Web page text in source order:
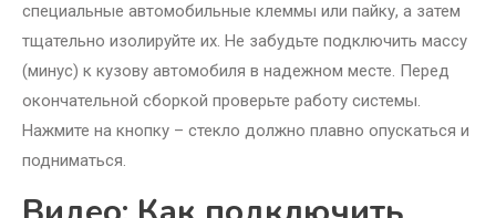
специальные автомобильные клеммы или пайку, а затем
тщательно изолируйте их. Не забудьте подключить массу
(минус) к кузову автомобиля в надежном месте. Перед
окончательной сборкой проверьте работу системы.
Нажмите на кнопку – стекло должно плавно опускаться и
подниматься.